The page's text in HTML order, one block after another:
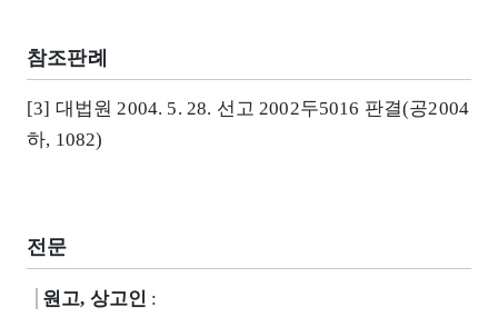
참조판례
[3] 대법원 2004. 5. 28. 선고 2002두5016 판결(공2004
하, 1082)
전문
원고, 상고인 :